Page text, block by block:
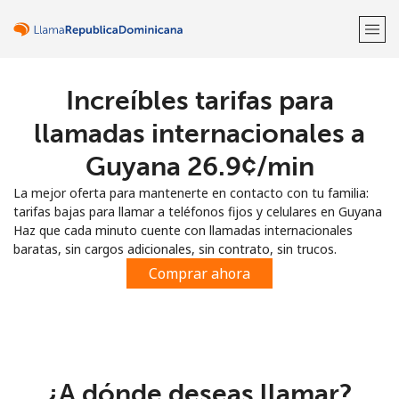
¡Bienvenido!
Regístrate con
Increíbles tarifas para
llamadas internacionales a
Guyana ⁦26.9¢⁩/min
La mejor oferta para mantenerte en contacto con tu familia:
tarifas bajas para llamar a teléfonos fijos y celulares en Guyana
Haz que cada minuto cuente con llamadas internacionales
baratas, sin cargos adicionales, sin contrato, sin trucos.
Comprar ahora